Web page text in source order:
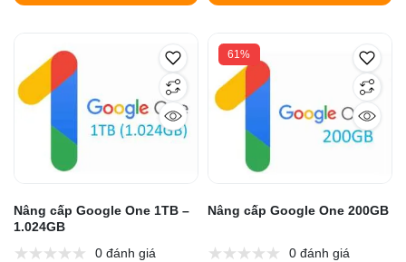
Nâng cấp Google One 1TB –
1.024GB
0 đánh giá
61%
Nâng cấp Google One 200GB
0 đánh giá